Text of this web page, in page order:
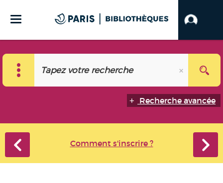
Recherche avancée
Comment s'inscrire ?